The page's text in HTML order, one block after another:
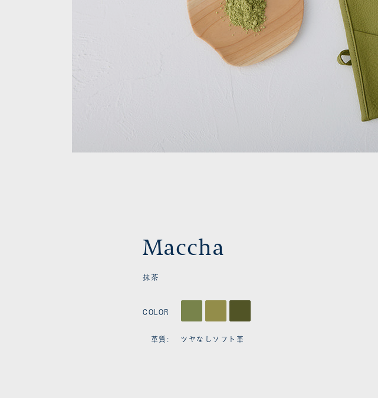
Maccha
抹茶
COLOR
革質: ツヤなしソフト革